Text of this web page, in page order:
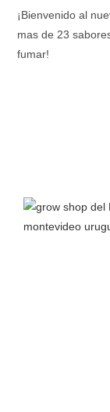
¡Bienvenido al
mas de 23
fumar!